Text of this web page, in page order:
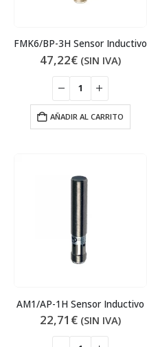
FMK6/BP-3H Sensor Inductivo
47,22€ (SIN IVA)
AÑADIR AL CARRITO
AM1/AP-1H Sensor Inductivo
22,71 € (SIN IVA)